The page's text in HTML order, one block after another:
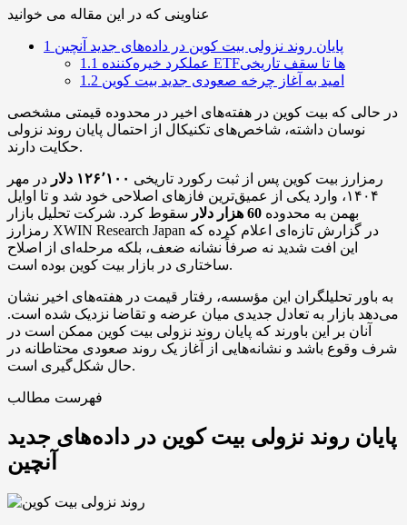
عناوینی که در این مقاله می خوانید
1 پایان روند نزولی بیت‌ کوین در داده‌های جدید آنچین
1.1
عملکرد خیره‌کننده ETFها تا سقف تاریخی
1.2 امید به آغاز چرخه صعودی جدید بیت‌ کوین
در حالی که بیت‌ کوین در هفته‌های اخیر در محدوده قیمتی مشخصی
نوسان داشته، شاخص‌های تکنیکال از احتمال پایان روند نزولی
حکایت دارند.
رمزارز بیت‌ کوین پس از ثبت رکورد تاریخی ۱۲۶٬۱۰۰ دلار
در مهر
۱۴۰۴، وارد یکی از عمیق‌ترین فازهای اصلاحی خود شد و تا اوایل
بهمن به محدوده
سقوط کرد. شرکت تحلیل بازار
رمزارز XWIN Research Japan در گزارش تازه‌ای اعلام کرده که
این افت شدید نه صرفاً نشانه ضعف، بلکه مرحله‌ای از اصلاح
ساختاری در بازار بیت‌ کوین بوده است.
به باور تحلیلگران این مؤسسه، رفتار قیمت در هفته‌های اخیر نشان
می‌دهد بازار به تعادل جدیدی میان عرضه و تقاضا نزدیک شده است.
آنان بر این باورند که پایان روند نزولی بیت‌ کوین ممکن است در
شرف وقوع باشد و نشانه‌هایی از آغاز یک روند صعودی محتاطانه در
حال شکل‌گیری است.
فهرست مطالب
پایان روند نزولی بیت‌ کوین در داده‌های جدید
آنچین